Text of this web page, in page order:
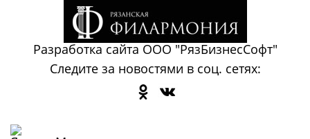
Разработка сайта ООО "РязБизнесСофт"
Следите за новостями в соц. сетях: